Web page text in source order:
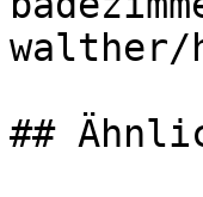
walther/
##